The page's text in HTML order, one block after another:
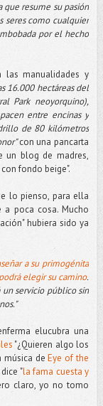
que resume su pasión
seres como cualquier
por el hecho
las manualidades y
16.000 hectáreas del
Park neoyorquino),
entre encinas y
de 80 kilómetros
con una pancarta
un blog de madres,
fondo beige".
lo pienso, para ella
poca cosa. Mucho
hubiera sido ya
a su primogénita
elegir su camino.
un servicio público sin
elucubra una
"¿Quieren algo los
música deEye of the
"la fama cuesta y
claro, yo no tomo